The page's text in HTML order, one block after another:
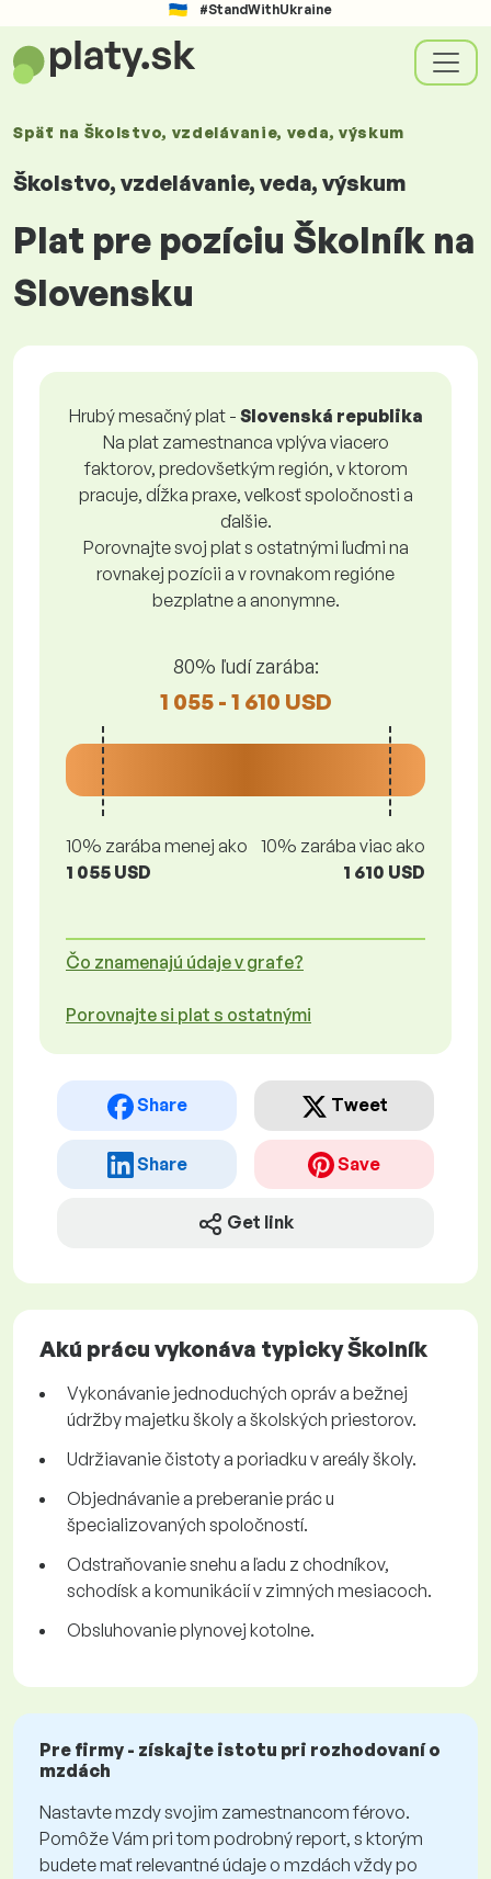
#StandWithUkraine
Späť na Školstvo, vzdelávanie, veda, výskum
Školstvo, vzdelávanie, veda, výskum
Plat pre pozíciu Školník na
Slovensku
Hrubý mesačný plat - Slovenská republika
Na plat zamestnanca vplýva viacero
faktorov, predovšetkým región, v ktorom
pracuje, dĺžka praxe, veľkosť spoločnosti a
ďalšie.
Porovnajte svoj plat s ostatnými ľuďmi na
rovnakej pozícii a v rovnakom regióne
bezplatne a anonymne.
80% ľudí zarába:
1 055 - 1 610 USD
10% zarába menej ako
1 055 USD
10% zarába viac ako
1 610 USD
Čo znamenajú údaje v grafe?
Porovnajte si plat s ostatnými
Share Tweet
Share Save
Get link
Akú prácu vykonáva typicky Školník
Vykonávanie jednoduchých opráv a bežnej
údržby majetku školy a školských priestorov.
Udržiavanie čistoty a poriadku v areály školy.
Objednávanie a preberanie prác u
špecializovaných spoločností.
Odstraňovanie snehu a ľadu z chodníkov,
schodísk a komunikácií v zimných mesiacoch.
Obsluhovanie plynovej kotolne.
Pre firmy - získajte istotu pri rozhodovaní o
mzdách
Nastavte mzdy svojim zamestnancom férovo.
Pomôže Vám pri tom podrobný report, s ktorým
budete mať relevantné údaje o mzdách vždy po